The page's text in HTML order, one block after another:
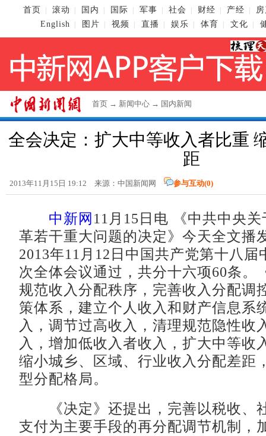
首页 滚动 国内 国际 军事 社会 财经 产经
English
图片 视频 直播 娱乐 体育 文化
首页 → 新闻中心 → 国内新闻
全会决定：扩大中等收入者比重
距
2013年11月15日 19:12 来源： 中国新闻网 参与互动(0)
中新网 11月15日电 《中共中央
革若干重大问题的决定》今天全文播
2013年11月12日中国共产党第十八届
次全体会议通过，共分十六项60条。
规范收入分配秩序，完善收入分配调
策体系，建立个人收入和财产信息系
入，调节过高收入，清理规范隐性收
入，增加低收入者收入，扩大中等收
缩小城乡、区域、行业收入分配差距
型分配格局。
《决定》还提出，完善以税收、
支付为主要手段的再分配调节机制，